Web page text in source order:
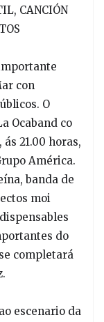
CANCIÓN
con
O
Ocaband co
21.00 horas,
América.
banda de
moi
do
completará
escenario da